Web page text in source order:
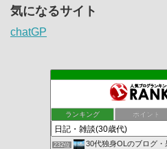
気になるサイト
chatGP
ランキング ポイント
232位 30代独身OLのブログ・